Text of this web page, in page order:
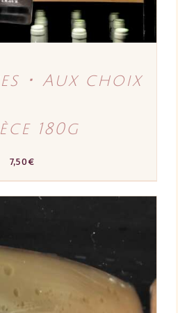
CHOISIES
SUR
PAGE
･ Aux choix
180g
7,50€